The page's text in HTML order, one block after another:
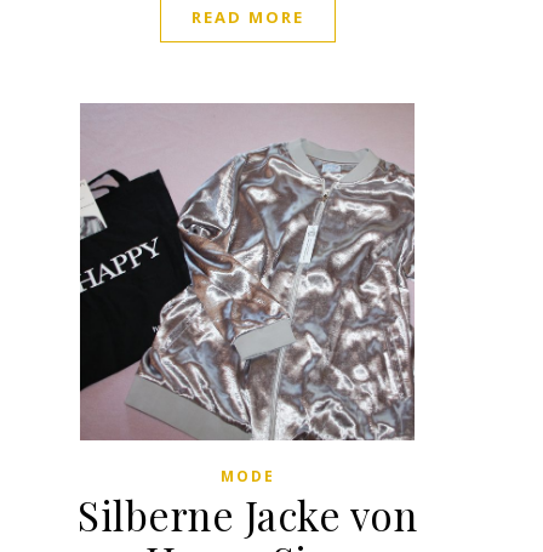
READ MORE
MODE
Silberne Jacke von